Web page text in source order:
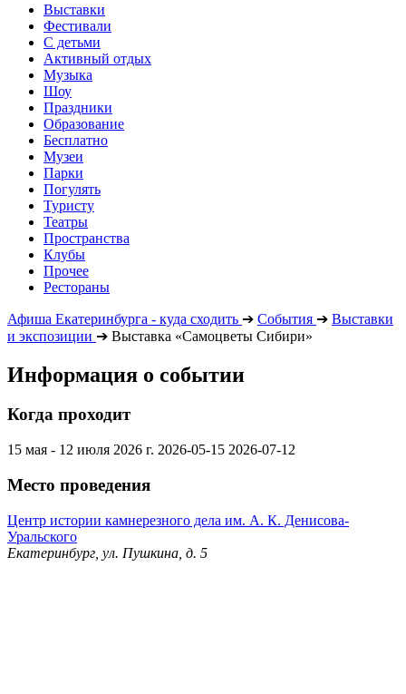
Выставки
Фестивали
С детьми
Активный отдых
Музыка
Шоу
Праздники
Образование
Бесплатно
Музеи
Парки
Погулять
Туристу
Театры
Пространства
Клубы
Прочее
Рестораны
Афиша Екатеринбурга - куда сходить ➔ События ➔ Выставки
и экспозиции ➔ Выставка «Самоцветы Сибири»
Информация о событии
Когда проходит
15 мая - 12 июля 2026 г. 2026-05-15 2026-07-12
Место проведения
Центр истории камнерезного дела им. А. К. Денисова-
Уральского
Екатеринбург, ул. Пушкина, д. 5